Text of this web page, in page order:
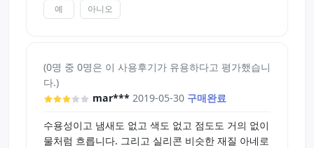
예 아니오
(0명 중 0명은 이 사용후기가 유용하다고 평가했습니
다.)
mar*** 2019-05-30 구매완료
수용성이고 냄새도 없고 색도 없고 점도도 거의 없이
물처럼 흐릅니다. 그리고 실리콘 비슷한 재질 아네로